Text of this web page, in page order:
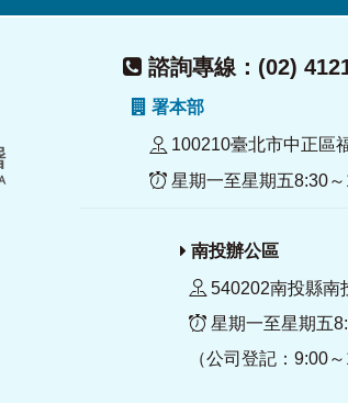
諮詢專線：(02)
署本部
100210臺北市中正區
星期一至星期五8:30～
南投辦公區
540202南投縣南
星期一至星期五
（公司登記：9:00